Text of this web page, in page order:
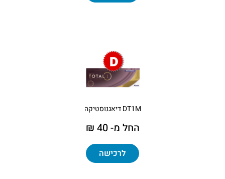
DT1M דיאגנוסטיקה
החל מ- 40 ₪
לרכישה